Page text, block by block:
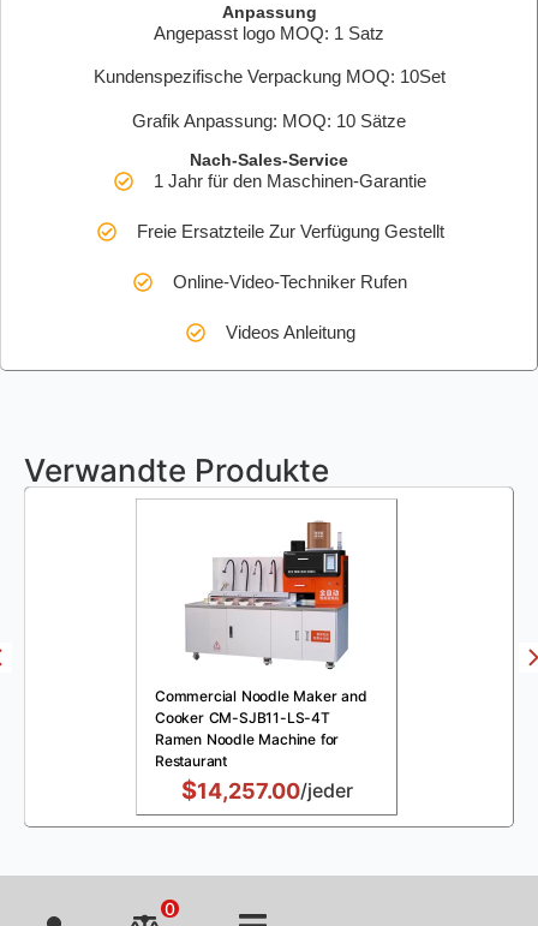
Anpassung
Angepasst logo MOQ: 1 Satz
Kundenspezifische Verpackung MOQ: 10Set
Grafik Anpassung: MOQ: 10 Sätze
Nach-Sales-Service
1 Jahr für den Maschinen-Garantie
Freie Ersatzteile Zur Verfügung Gestellt
Online-Video-Techniker Rufen
Videos Anleitung
Verwandte Produkte
Commercial Noodle Maker and
Cooker CM-SJB11-LS-4T
Ramen Noodle Machine for
Restaurant
$14,257.00/jeder
0